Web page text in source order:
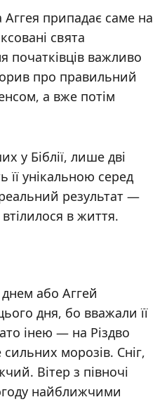
припадає саме на
свята
початківців важливо
про правильний
а вже потім
у Біблії, лише дві
унікальною серед
реальний результат —
в життя.
або Аггей
дня, бо вважали її
інею — на Різдво
морозів. Сніг,
Вітер з півночі
найближчими